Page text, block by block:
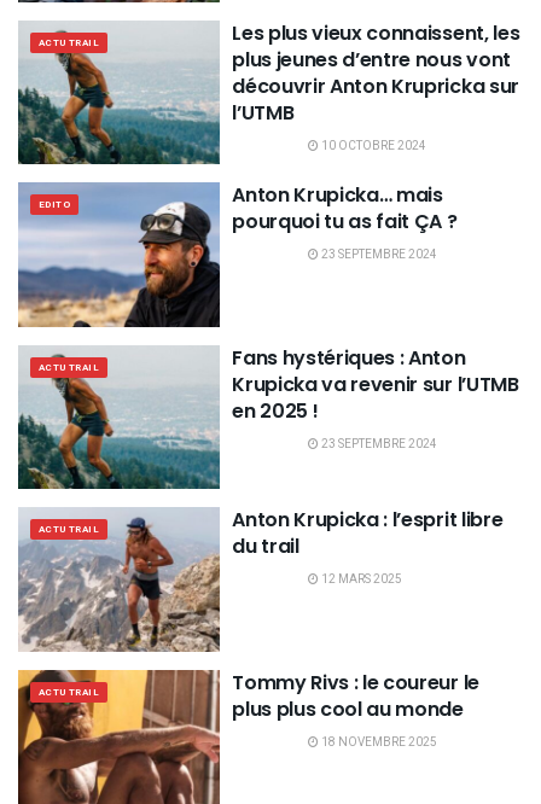
ACTU TRAIL
Les plus vieux connaissent, les
plus jeunes d’entre nous vont
découvrir Anton Krupricka sur
l’UTMB
10 OCTOBRE 2024
EDITO
Anton Krupicka… mais
pourquoi tu as fait ÇA ?
23 SEPTEMBRE 2024
ACTU TRAIL
Fans hystériques : Anton
Krupicka va revenir sur l’UTMB
en 2025 !
23 SEPTEMBRE 2024
ACTU TRAIL
Anton Krupicka : l’esprit libre
du trail
12 MARS 2025
ACTU TRAIL
Tommy Rivs : le coureur le
plus plus cool au monde
18 NOVEMBRE 2025